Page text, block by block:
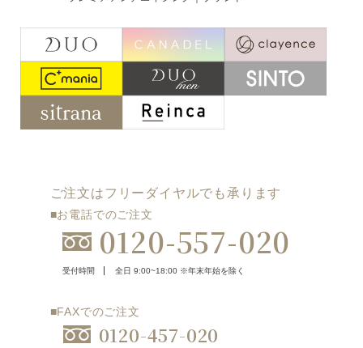
ご注文はフリーダイヤルでも承ります
■お電話でのご注文
0120-557-020
受付時間 全日 9:00~18:00 ※年末年始を除く
■FAXでのご注文
0120-457-020